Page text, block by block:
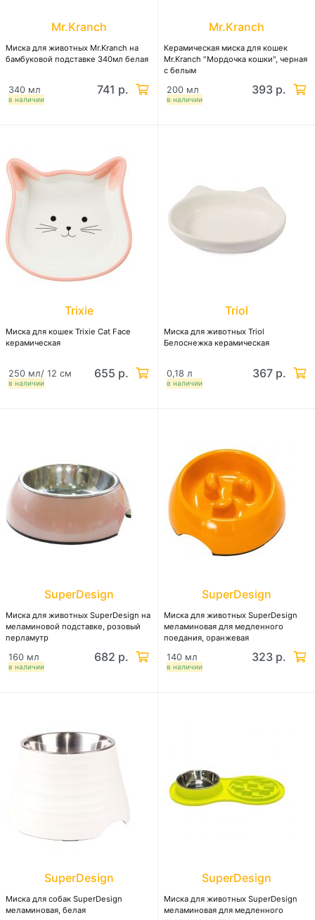
Mr.Kranch
Миска для животных Mr.Kranch на
бамбуковой подставке 340мл белая
в наличии
340 мл 741 р.
Mr.Kranch
Керамическая миска для кошек
Mr.Kranch "Мордочка кошки", черная
с белым
в наличии
200 мл 393 р.
Trixie
Миска для кошек Trixie Cat Face
керамическая
в наличии
250 мл/ 12 см 655 р.
Triol
Миска для животных Triol
Белоснежка керамическая
в наличии
0,18 л 367 р.
SuperDesign
Миска для животных SuperDesign на
меламиновой подставке, розовый
перламутр
в наличии
160 мл 682 р.
SuperDesign
Миска для животных SuperDesign
меламиновая для медленного
поедания, оранжевая
в наличии
140 мл 323 р.
SuperDesign
Миска для собак SuperDesign
меламиновая, белая
SuperDesign
Миска для животных SuperDesign
меламиновая для медленного